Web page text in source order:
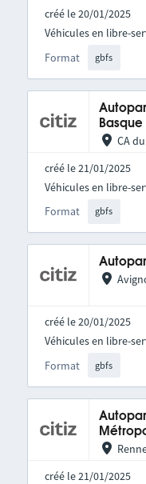
créé le 20/01/2025
Format gbfs
Véhicules en libre-
Basque
CA
créé le 21/01/2025
Format gbfs
Véhicules en libre-
créé le 20/01/2025
Format gbfs
Véhicules en libre-
créé le 21/01/2025